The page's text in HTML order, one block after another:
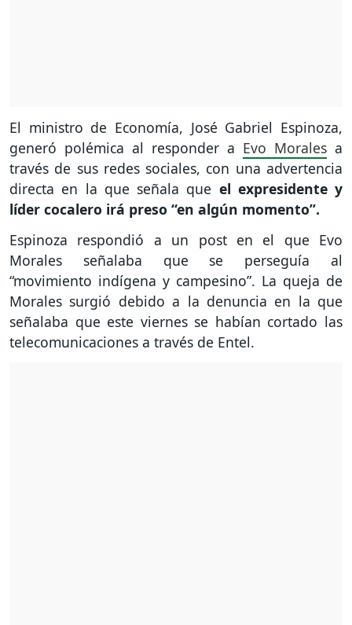
El ministro de Economía, José Gabriel Espinoza,
generó polémica al responder a Evo Morales a
través de sus redes sociales, con una advertencia
directa en la que señala que el expresidente y
líder cocalero irá preso “en algún momento”.
Espinoza respondió a un post en el que Evo
Morales señalaba que se perseguía al
“movimiento indígena y campesino”. La queja de
Morales surgió debido a la denuncia en la que
señalaba que este viernes se habían cortado las
telecomunicaciones a través de Entel.